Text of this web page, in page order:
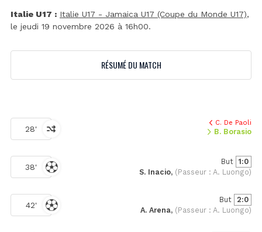
Italie U17 : Italie U17 - Jamaica U17 (Coupe du Monde U17),
le jeudi 19 novembre 2026 à 16h00.
RÉSUMÉ DU MATCH
28'
C. De Paoli
B. Borasio
38'
But 1:0
S. Inacio, (Passeur : A. Luongo)
42'
But 2:0
A. Arena, (Passeur : A. Luongo)